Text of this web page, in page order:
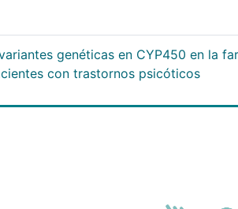
genéticas en CYP450 en la
con trastornos psicóticos